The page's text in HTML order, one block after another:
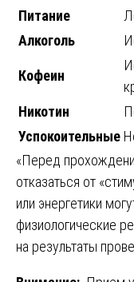
Питание
Алкоголь
Кофеин
Никотин
Успокоительные
«Перед
отказаться от
или энергетики
физиологические
на результаты